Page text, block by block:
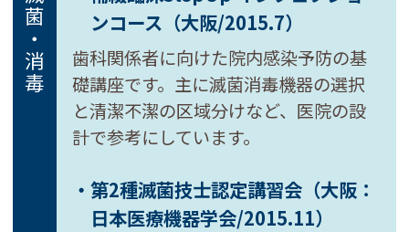
滅菌・消毒
ンコース （大阪/2015.7）
歯科関係者に向けた院内感染予防の基
礎講座です。主に滅菌消毒機器の選択
と清潔不潔の区域分けなど、医院の設
計で参考にしています。
・第2種滅菌技士認定講習会（大阪：
日本医療機器学会/2015.11）